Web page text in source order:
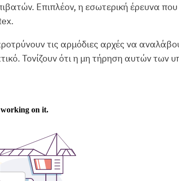
Επιπλέον, η εσωτερική έρευνα
τις αρμόδιες αρχές να
Τονίζουν ότι η μη τήρηση αυτών